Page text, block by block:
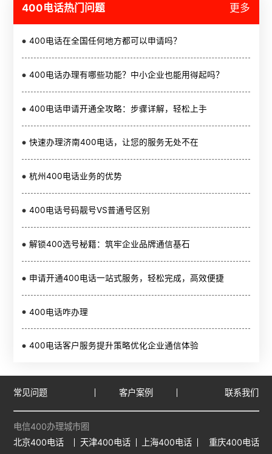
400电话热门问题 更多
400电话在全国任何地方都可以申请吗？
400电话办理有哪些功能？中小企业也能用得起吗？
400电话申请开通全攻略：步骤详解，轻松上手
快速办理济南400电话，让您的服务无处不在
杭州400电话业务的优势
400电话号码靓号VS普通号区别
解锁400选号秘籍：筑牢企业品牌通信基石
申请开通400电话一站式服务，轻松完成，高效便捷
400电话咋办理
400电话客户服务提升策略优化企业通信体验
常见问题 客户案例 联系我们
电信400办理城市圈
北京400电话
天津400电话 上海400电话 重庆400电话